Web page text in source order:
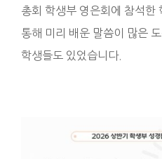
총회 학생부 영은회에 참석한
통해 미리 배운 말씀이 많은
학생들도 있었습니다.